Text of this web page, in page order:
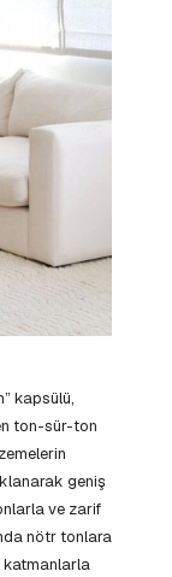
kapsülü,
ton-sür-ton
geniş
ve zarif
nötr tonlara
katmanlarla